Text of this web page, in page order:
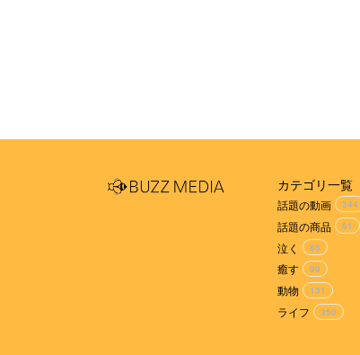
カテゴリ一覧
話題の動画 344
話題の商品 61
泣く 86
癒す 99
動物 131
ライフ 350